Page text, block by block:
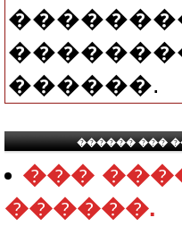
������.
������ ���
���
������.